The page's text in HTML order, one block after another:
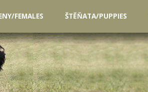
FEMALES ŠTĚŇATA/PUPPIES